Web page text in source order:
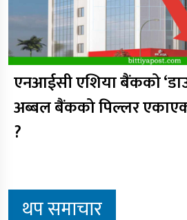
एनआईसी एशिया बैंकको
अब्बल बैंकको पिल्लर
?
थप समाचार